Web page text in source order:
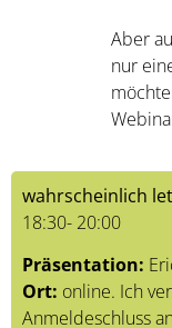
Aber
nur
wahrscheinlich
18:30- 20:00
Präsentation:
Ort: online. Ich
Anmeldeschluss